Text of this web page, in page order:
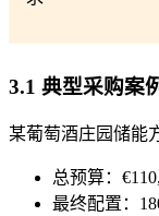
3.1 典型采购案
某葡萄酒庄园储能
总预算：
最终配置：